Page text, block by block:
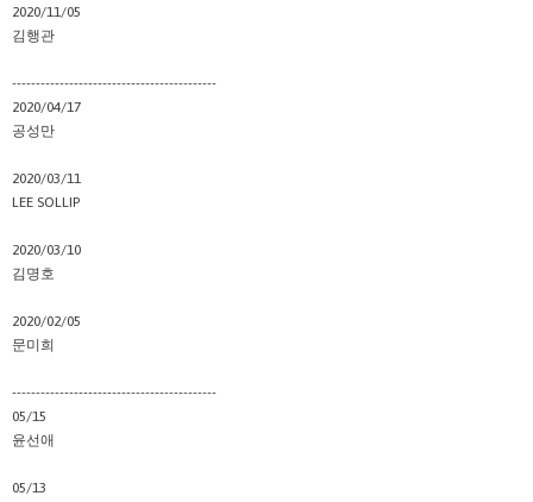
2020/11/05
김행관
-------------------------------------------
2020/04/17
공성만
2020/03/11
LEE SOLLIP
2020/03/10
김명호
2020/02/05
문미희
-------------------------------------------
05/15
윤선애
05/13